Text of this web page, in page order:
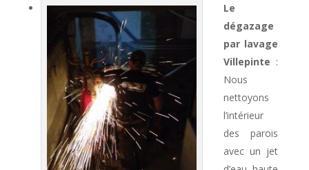
a
Le
dégazage
par lavage
Villepinte :
Nous
nettoyons
l’intérieur
des parois
avec un jet